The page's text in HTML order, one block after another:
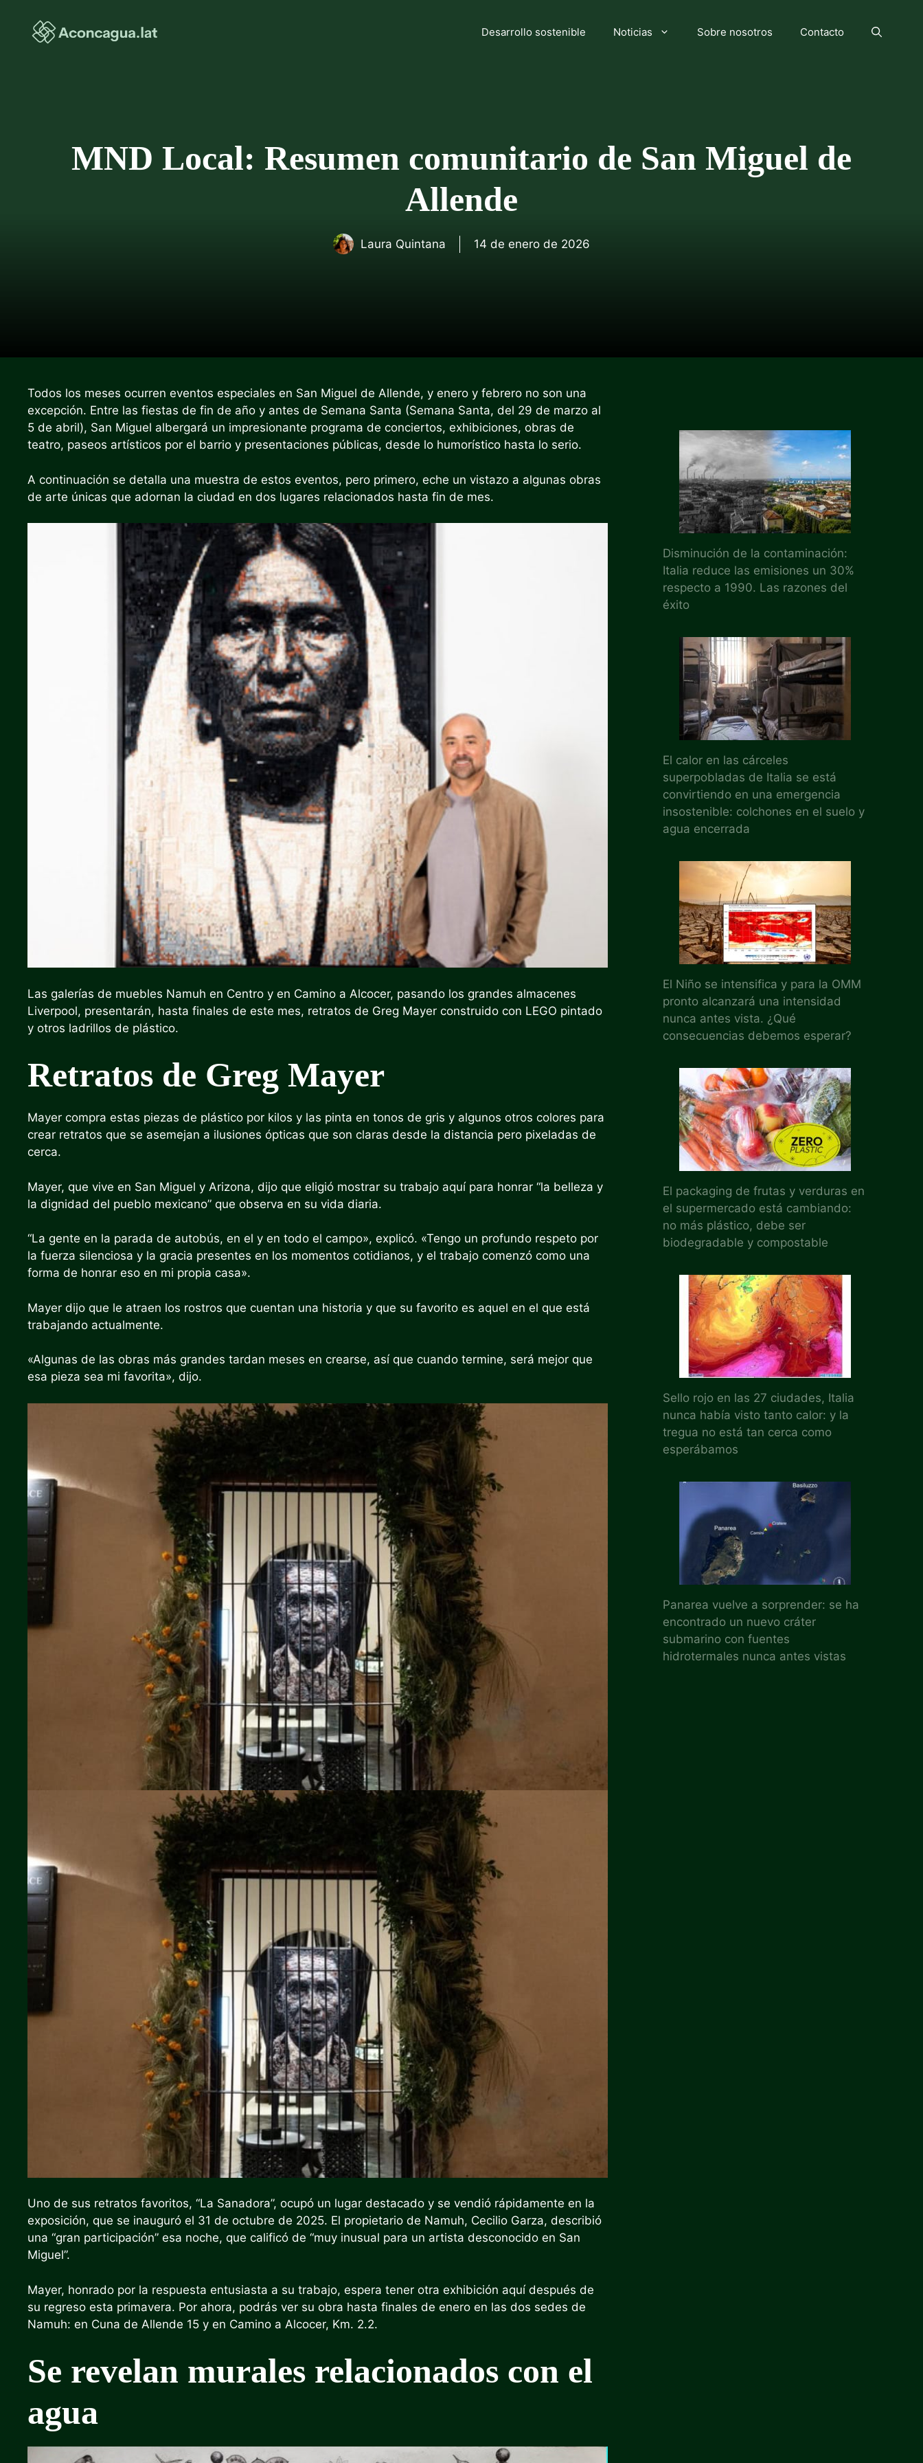
contenido
Desarrollo sostenible Noticias Sobre nosotros Contacto
MND Local: Resumen comunitario de San Miguel de
Allende
Laura Quintana 14 de enero de 2026
Todos los meses ocurren eventos especiales en San Miguel de Allende, y enero y febrero no son una
excepción. Entre las fiestas de fin de año y antes de Semana Santa (Semana Santa, del 29 de marzo al
5 de abril), San Miguel albergará un impresionante programa de conciertos, exhibiciones, obras de
teatro, paseos artísticos por el barrio y presentaciones públicas, desde lo humorístico hasta lo serio.
A continuación se detalla una muestra de estos eventos, pero primero, eche un vistazo a algunas obras
de arte únicas que adornan la ciudad en dos lugares relacionados hasta fin de mes.
Las galerías de muebles Namuh en Centro y en Camino a Alcocer, pasando los grandes almacenes
Liverpool, presentarán, hasta finales de este mes, retratos de Greg Mayer construido con LEGO pintado
y otros ladrillos de plástico.
Retratos de Greg Mayer
Mayer compra estas piezas de plástico por kilos y las pinta en tonos de gris y algunos otros colores para
crear retratos que se asemejan a ilusiones ópticas que son claras desde la distancia pero pixeladas de
cerca.
Mayer, que vive en San Miguel y Arizona, dijo que eligió mostrar su trabajo aquí para honrar “la belleza y
la dignidad del pueblo mexicano” que observa en su vida diaria.
“La gente en la parada de autobús, en el y en todo el campo», explicó. «Tengo un profundo respeto por
la fuerza silenciosa y la gracia presentes en los momentos cotidianos, y el trabajo comenzó como una
forma de honrar eso en mi propia casa».
Mayer dijo que le atraen los rostros que cuentan una historia y que su favorito es aquel en el que está
trabajando actualmente.
«Algunas de las obras más grandes tardan meses en crearse, así que cuando termine, será mejor que
esa pieza sea mi favorita», dijo.
Uno de sus retratos favoritos, “La Sanadora”, ocupó un lugar destacado y se vendió rápidamente en la
exposición, que se inauguró el 31 de octubre de 2025. El propietario de Namuh, Cecilio Garza, describió
una “gran participación” esa noche, que calificó de “muy inusual para un artista desconocido en San
Miguel”.
Mayer, honrado por la respuesta entusiasta a su trabajo, espera tener otra exhibición aquí después de
su regreso esta primavera. Por ahora, podrás ver su obra hasta finales de enero en las dos sedes de
Namuh: en Cuna de Allende 15 y en Camino a Alcocer, Km. 2.2.
Se revelan murales relacionados con el
agua
Disminución de la contaminación:
Italia reduce las emisiones un 30%
respecto a 1990. Las razones del
éxito
El calor en las cárceles
superpobladas de Italia se está
convirtiendo en una emergencia
insostenible: colchones en el suelo y
agua encerrada
El Niño se intensifica y para la OMM
pronto alcanzará una intensidad
nunca antes vista. ¿Qué
consecuencias debemos esperar?
El packaging de frutas y verduras en
el supermercado está cambiando:
no más plástico, debe ser
biodegradable y compostable
Sello rojo en las 27 ciudades, Italia
nunca había visto tanto calor: y la
tregua no está tan cerca como
esperábamos
Panarea vuelve a sorprender: se ha
encontrado un nuevo cráter
submarino con fuentes
hidrotermales nunca antes vistas